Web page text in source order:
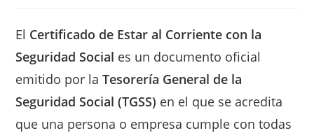
El Certificado de Estar al Corriente con la
Seguridad Social es un documento oficial
emitido por laTesorería General de la
Seguridad Social (TGSS) en el que se acredita
que una persona o empresa cumple con todas